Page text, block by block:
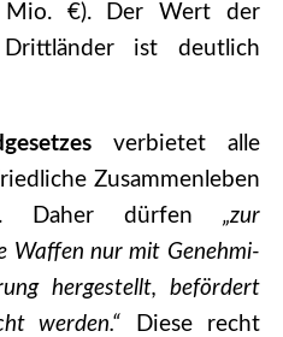
Mio. €). Der Wert der
ist deutlich
verbietet alle
Zusammenleben
Daher dürfen „zur
Waffen nur mit Genehmi­
hergestellt, befördert
werden.“ Diese recht